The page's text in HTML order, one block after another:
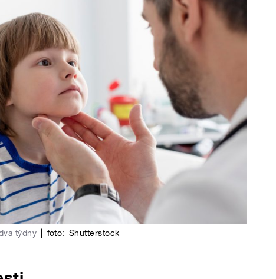
týdny foto: Shutterstock